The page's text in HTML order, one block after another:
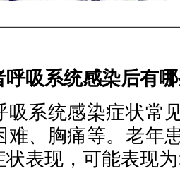
呼吸系统感染后有
系统感染症状常
难、胸痛等。老年
状表现，可能表现